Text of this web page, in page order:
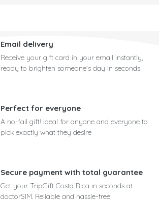
Email delivery
Receive your gift card in your email instantly,
ready to brighten someone's day in seconds
Perfect for everyone
A no-fail gift! Ideal for anyone and everyone to
pick exactly what they desire
Secure payment with total guarantee
Get your TripGift Costa Rica in seconds at
doctorSIM. Reliable and hassle-free